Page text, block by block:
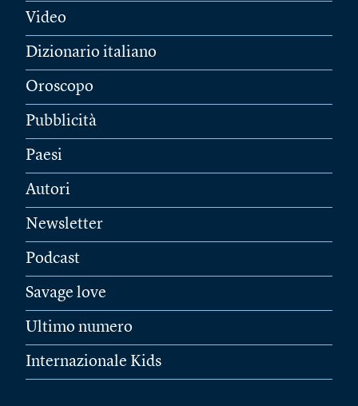
Video
Dizionario italiano
Oroscopo
Pubblicità
Paesi
Autori
Newsletter
Podcast
Savage love
Ultimo numero
Internazionale Kids